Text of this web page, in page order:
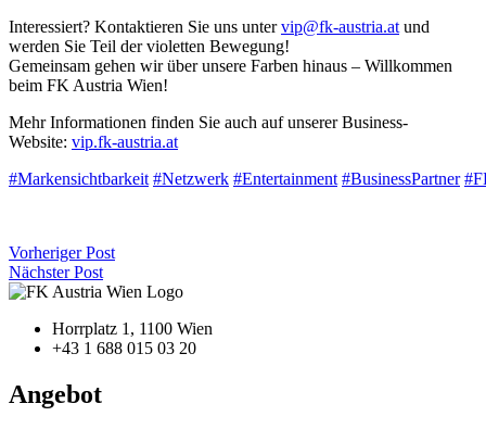
Interessiert? Kontaktieren Sie uns untervip@fk-austria.at und
werden Sie Teil der violetten Bewegung!
Gemeinsam gehen wir über unsere Farben hinaus – Willkommen
beim FK Austria Wien!
Mehr Informationen finden Sie auch auf unserer Business-
Website: vip.fk-austria.at
#Markensichtbarkeit #Netzwerk #Entertainment #BusinessPartner
Vorheriger Post
Nächster Post
Horrplatz 1, 1100 Wien
+43 1 688 015 03 20
Angebot